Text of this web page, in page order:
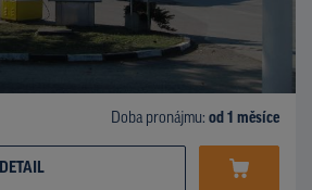
Doba pronájmu: od 1 měsíce
DETAIL